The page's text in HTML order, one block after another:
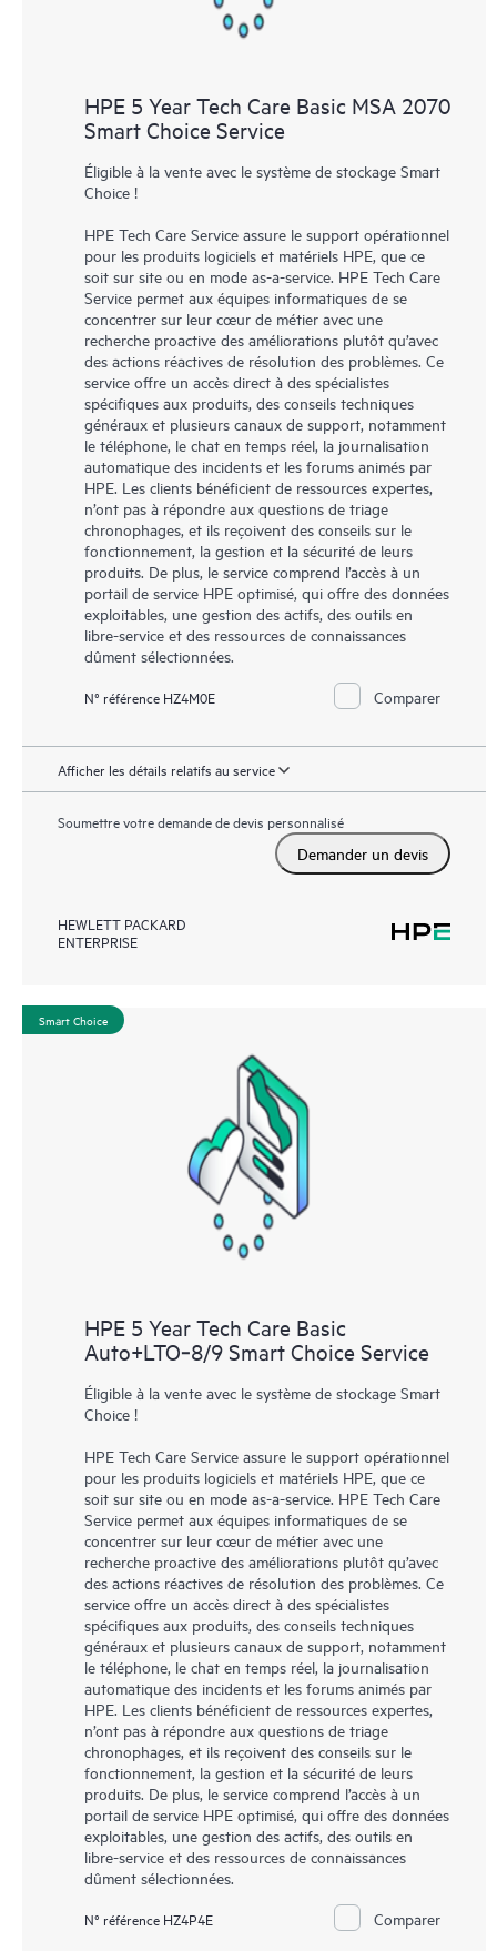
HPE 5 Year Tech Care Basic MSA 2070
Smart Choice Service
Éligible à la vente avec le système de stockage Smart
Choice !
HPE Tech Care Service assure le support opérationnel
pour les produits logiciels et matériels HPE, que ce
soit sur site ou en mode as-a-service. HPE Tech Care
Service permet aux équipes informatiques de se
concentrer sur leur cœur de métier avec une
recherche proactive des améliorations plutôt qu’avec
des actions réactives de résolution des problèmes. Ce
service offre un accès direct à des spécialistes
spécifiques aux produits, des conseils techniques
généraux et plusieurs canaux de support, notamment
le téléphone, le chat en temps réel, la journalisation
automatique des incidents et les forums animés par
HPE. Les clients bénéficient de ressources expertes,
n’ont pas à répondre aux questions de triage
chronophages, et ils reçoivent des conseils sur le
fonctionnement, la gestion et la sécurité de leurs
produits. De plus, le service comprend l’accès à un
portail de service HPE optimisé, qui offre des données
exploitables, une gestion des actifs, des outils en
libre-service et des ressources de connaissances
dûment sélectionnées.
N° référence HZ4M0E Comparer
Afficher les détails relatifs au service
Soumettre votre demande de devis personnalisé
Demander un devis
HEWLETT PACKARD
ENTERPRISE
Smart Choice
HPE 5 Year Tech Care Basic
Auto+LTO‑8/9 Smart Choice Service
Éligible à la vente avec le système de stockage Smart
Choice !
HPE Tech Care Service assure le support opérationnel
pour les produits logiciels et matériels HPE, que ce
soit sur site ou en mode as-a-service. HPE Tech Care
Service permet aux équipes informatiques de se
concentrer sur leur cœur de métier avec une
recherche proactive des améliorations plutôt qu’avec
des actions réactives de résolution des problèmes. Ce
service offre un accès direct à des spécialistes
spécifiques aux produits, des conseils techniques
généraux et plusieurs canaux de support, notamment
le téléphone, le chat en temps réel, la journalisation
automatique des incidents et les forums animés par
HPE. Les clients bénéficient de ressources expertes,
n’ont pas à répondre aux questions de triage
chronophages, et ils reçoivent des conseils sur le
fonctionnement, la gestion et la sécurité de leurs
produits. De plus, le service comprend l’accès à un
portail de service HPE optimisé, qui offre des données
exploitables, une gestion des actifs, des outils en
libre-service et des ressources de connaissances
dûment sélectionnées.
N° référence HZ4P4E Comparer